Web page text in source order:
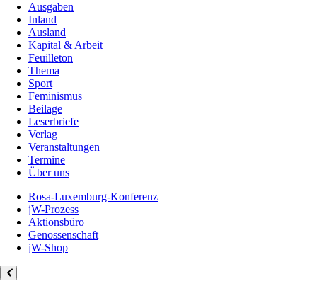
Ausgaben
Inland
Ausland
Kapital & Arbeit
Feuilleton
Thema
Sport
Feminismus
Beilage
Leserbriefe
Verlag
Veranstaltungen
Termine
Über uns
Rosa-Luxemburg-Konferenz
jW-Prozess
Aktionsbüro
Genossenschaft
jW-Shop